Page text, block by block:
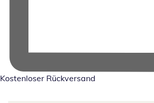
Kostenloser Rückversand